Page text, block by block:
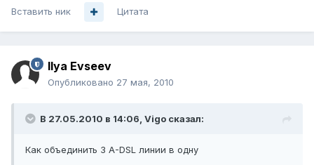
Вставить ник Цитата
Ilya Evseev
Опубликовано 27 мая, 2010
В 27.05.2010 в 14:06, Vigo сказал:
Как объединить 3 A-DSL линии в одну